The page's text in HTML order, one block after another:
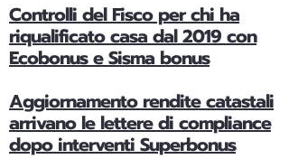
Controlli del Fisco per chi ha
riqualificato casa dal 2019 con
Ecobonus e Sisma bonus
Aggiornamento rendite catastali
arrivano le lettere di compliance
dopo interventi Superbonus